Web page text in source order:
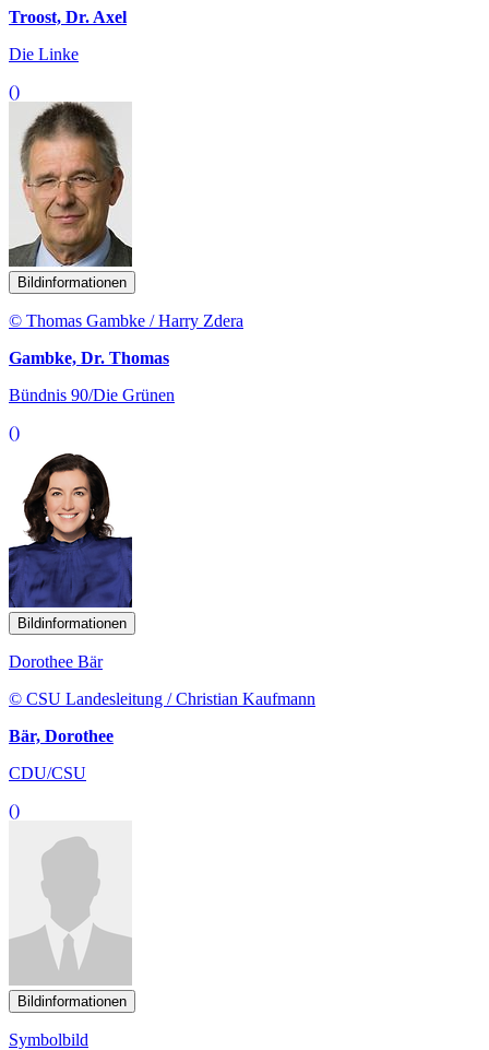
Troost, Dr. Axel
Die Linke
()
Bildinformationen
© Thomas Gambke / Harry Zdera
Gambke, Dr. Thomas
Bündnis 90/Die Grünen
()
Bildinformationen
Dorothee Bär
© CSU Landesleitung / Christian Kaufmann
Bär, Dorothee
CDU/CSU
()
Bildinformationen
Symbolbild